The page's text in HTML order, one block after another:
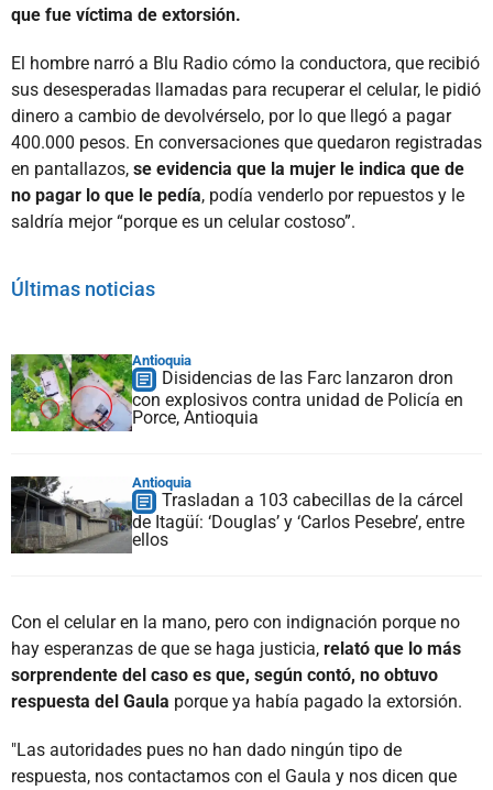
que fue víctima de extorsión.
El hombre narró a Blu Radio cómo la conductora, que recibió
sus desesperadas llamadas para recuperar el celular, le pidió
dinero a cambio de devolvérselo, por lo que llegó a pagar
400.000 pesos. En conversaciones que quedaron registradas
en pantallazos, se evidencia que la mujer le indica que de
no pagar lo que le pedía, podía venderlo por repuestos y le
saldría mejor “porque es un celular costoso”.
Últimas noticias
Antioquia
Disidencias de las Farc lanzaron dron
con explosivos contra unidad de Policía en
Porce, Antioquia
Antioquia
Trasladan a 103 cabecillas de la cárcel
de Itagüí: ‘Douglas’ y ‘Carlos Pesebre’, entre
ellos
Con el celular en la mano, pero con indignación porque no
hay esperanzas de que se haga justicia, relató que lo más
sorprendente del caso es que, según contó, no obtuvo
respuesta del Gaula porque ya había pagado la extorsión.
"Las autoridades pues no han dado ningún tipo de
respuesta, nos contactamos con el Gaula y nos dicen que